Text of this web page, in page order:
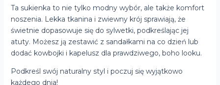
Ta sukienka to nie tylko modny wybór, ale także komfort
noszenia. Lekka tkanina i zwiewny krój sprawiają, że
świetnie dopasowuje się do sylwetki, podkreślając jej
atuty. Możesz ją zestawić z sandałkami na co dzień lub
dodać kowbojki i kapelusz dla prawdziwego, boho looku.
Podkreśl swój naturalny styl i poczuj się wyjątkowo
każdego dnia!